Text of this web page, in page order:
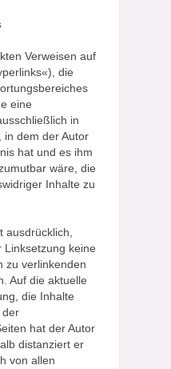
Verweisen auf
die
eine
in
in dem der Autor
hat und es ihm
wäre, die
Inhalte zu
ausdrücklich,
Linksetzung keine
zu verlinkenden
Auf die aktuelle
die Inhalte
der
hat der Autor
distanziert er
von allen